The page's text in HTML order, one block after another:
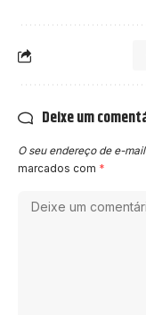
Deixe um
O seu endereço de e-
marcados com *